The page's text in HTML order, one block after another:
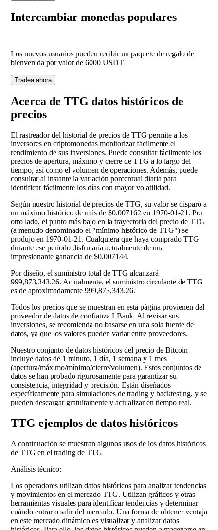
Intercambiar monedas populares
Los nuevos usuarios pueden recibir un paquete de regalo de
bienvenida por valor de 6000 USDT
Tradea ahora
Acerca de TTG datos históricos de
precios
El rastreador del historial de precios de TTG permite a los
inversores en criptomonedas monitorizar fácilmente el
rendimiento de sus inversiones. Puede consultar fácilmente los
precios de apertura, máximo y cierre de TTG a lo largo del
tiempo, así como el volumen de operaciones. Además, puede
consultar al instante la variación porcentual diaria para
identificar fácilmente los días con mayor volatilidad.
Según nuestro historial de precios de TTG, su valor se disparó a
un máximo histórico de más de $0.007162 en 1970-01-21. Por
otro lado, el punto más bajo en la trayectoria del precio de TTG
(a menudo denominado el "mínimo histórico de TTG") se
produjo en 1970-01-21. Cualquiera que haya comprado TTG
durante ese período disfrutaría actualmente de una
impresionante ganancia de $0.007144.
Por diseño, el suministro total de TTG alcanzará
999,873,343.26. Actualmente, el suministro circulante de TTG
es de aproximadamente 999,873,343.26.
Todos los precios que se muestran en esta página provienen del
proveedor de datos de confianza LBank. Al revisar sus
inversiones, se recomienda no basarse en una sola fuente de
datos, ya que los valores pueden variar entre proveedores.
Nuestro conjunto de datos históricos del precio de Bitcoin
incluye datos de 1 minuto, 1 día, 1 semana y 1 mes
(apertura/máximo/mínimo/cierre/volumen). Estos conjuntos de
datos se han probado rigurosamente para garantizar su
consistencia, integridad y precisión. Están diseñados
específicamente para simulaciones de trading y backtesting, y se
pueden descargar gratuitamente y actualizar en tiempo real.
TTG ejemplos de datos históricos
A continuación se muestran algunos usos de los datos históricos
de TTG en el trading de TTG
Análisis técnico:
Los operadores utilizan datos históricos para analizar tendencias
y movimientos en el mercado TTG. Utilizan gráficos y otras
herramientas visuales para identificar tendencias y determinar
cuándo entrar o salir del mercado. Una forma de obtener ventaja
en este mercado dinámico es visualizar y analizar datos